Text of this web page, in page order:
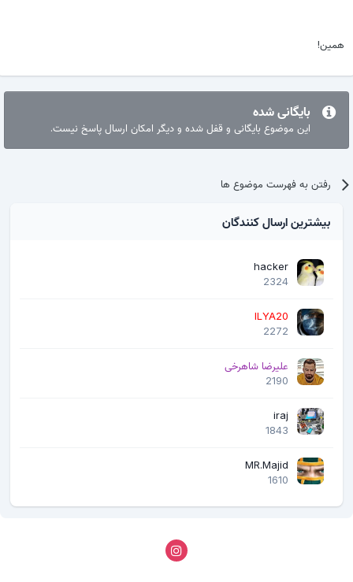
همین!
بایگانی شده
این موضوع بایگانی و قفل شده و دیگر امکان ارسال پاسخ نیست.
رفتن به فهرست موضوع ها
بیشترین ارسال کنندگان
hacker
2324
ILYA20
2272
علیرضا شاهرخی
2190
iraj
1843
MR.Majid
1610